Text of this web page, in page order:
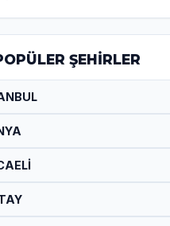
ŞEHİRLER